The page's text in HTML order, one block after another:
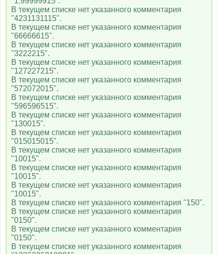
В текущем списке нет указанного комментария
"4231131115".
В текущем списке нет указанного комментария
"66666615".
В текущем списке нет указанного комментария
"3222215".
В текущем списке нет указанного комментария
"127227215".
В текущем списке нет указанного комментария
"572072015".
В текущем списке нет указанного комментария
"596596515".
В текущем списке нет указанного комментария
"130015".
В текущем списке нет указанного комментария
"015015015".
В текущем списке нет указанного комментария
"10015".
В текущем списке нет указанного комментария
"10015".
В текущем списке нет указанного комментария
"10015".
В текущем списке нет указанного комментария "150".
В текущем списке нет указанного комментария
"0150".
В текущем списке нет указанного комментария
"0150".
В текущем списке нет указанного комментария